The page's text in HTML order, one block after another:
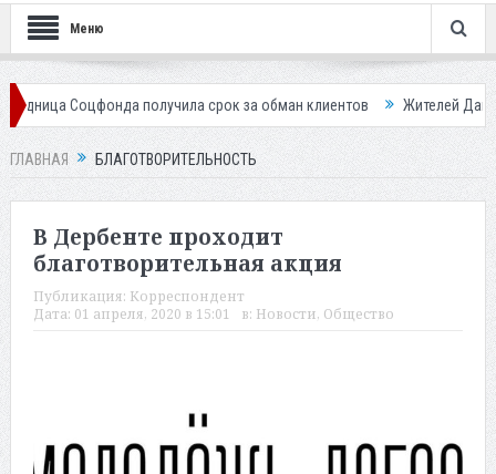
Меню
получила срок за обман клиентов Жителей Дагестана
ГЛАВНАЯ БЛАГОТВОРИТЕЛЬНОСТЬ
В Дербенте проходит
благотворительная акция
Публикация: Корреспондент
Дата: 01 апреля, 2020 в 15:01 в: Новости, Общество